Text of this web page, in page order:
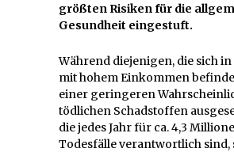
größten Risiken für die
Gesundheit eingestuft.
Während diejenigen, die sich
mit hohem Einkommen
einer geringeren
tödlichen Schadstoffen
die jedes Jahr für ca. 4,3
Todesfälle verantwortlich sind,